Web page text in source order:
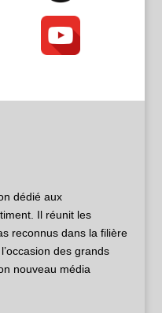
dédié aux
Il réunit les
reconnus dans la filière
des grands
nouveau média